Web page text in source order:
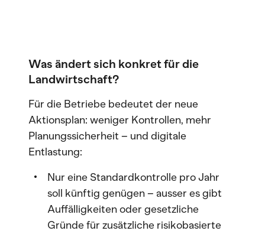
Was ändert sich konkret für die
Landwirtschaft?
Für die Betriebe bedeutet der neue
Aktionsplan: weniger Kontrollen, mehr
Planungssicherheit – und digitale
Entlastung:
Nur eine Standardkontrolle pro Jahr
soll künftig genügen – ausser es gibt
Auffälligkeiten oder gesetzliche
Gründe für zusätzliche risikobasierte